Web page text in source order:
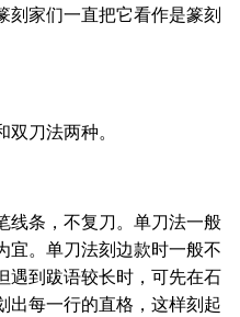
刻家们一直把它看作是篆刻
刀法两种。
线条，不复刀。单刀法一般
宜。单刀法刻边款时一般不
遇到跋语较长时，可先在石
出每一行的直格，这样刻起